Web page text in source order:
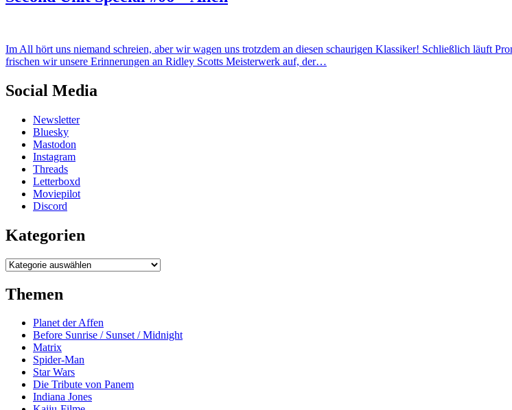
Im All hört uns niemand schreien, aber wir wagen uns trotzdem an diesen schaurigen Klassiker! Schließlich läuft
frischen wir unsere Erinnerungen an Ridley Scotts Meisterwerk auf, der…
Social Media
Newsletter
Bluesky
Mastodon
Instagram
Threads
Letterboxd
Moviepilot
Discord
Kategorien
Kategorien
Themen
Planet der Affen
Before Sunrise / Sunset / Midnight
Matrix
Spider-Man
Star Wars
Die Tribute von Panem
Indiana Jones